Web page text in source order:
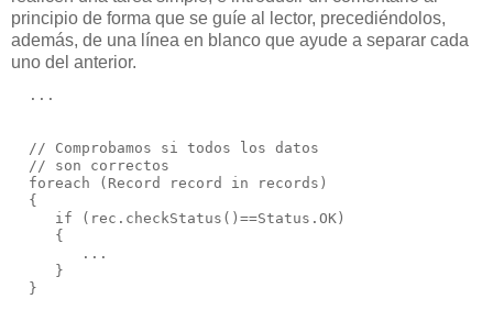
principio de forma que se guíe al lector, precediéndolos,
además, de una línea en blanco que ayude a separar cada
uno del anterior.
  ...
  // Comprobamos si todos los datos
  // son correctos
  foreach (Record record in records)
  {
     if (rec.checkStatus()==Status.OK)
     {
        ...
     }
  }